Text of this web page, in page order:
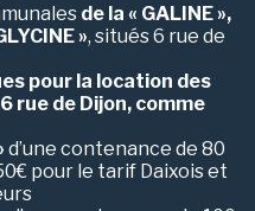
de la « GALINE »,
», situés 6 rue de
pour la location des
rue de Dijon, comme
d’une contenance de 80
pour le tarif Daixois et